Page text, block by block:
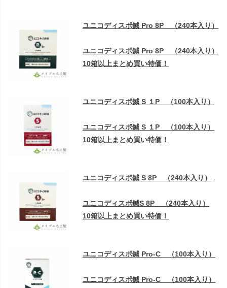
ユニコディスポ鍼 Pro 8P （240本入り）
ユニコディスポ鍼 Pro 8P （240本入り）
10箱以上まとめ買い特価！
ユニコディスポ鍼 S １P （100本入り）
ユニコディスポ鍼 S １P （100本入り）
10箱以上まとめ買い特価！
ユニコディスポ鍼 S 8P （240本入り）
ユニコディスポ鍼S 8P （240本入り）
10箱以上まとめ買い特価！
ユニコディスポ鍼 Pro-C （100本入り）
ユニコディスポ鍼 Pro-C （100本入り）